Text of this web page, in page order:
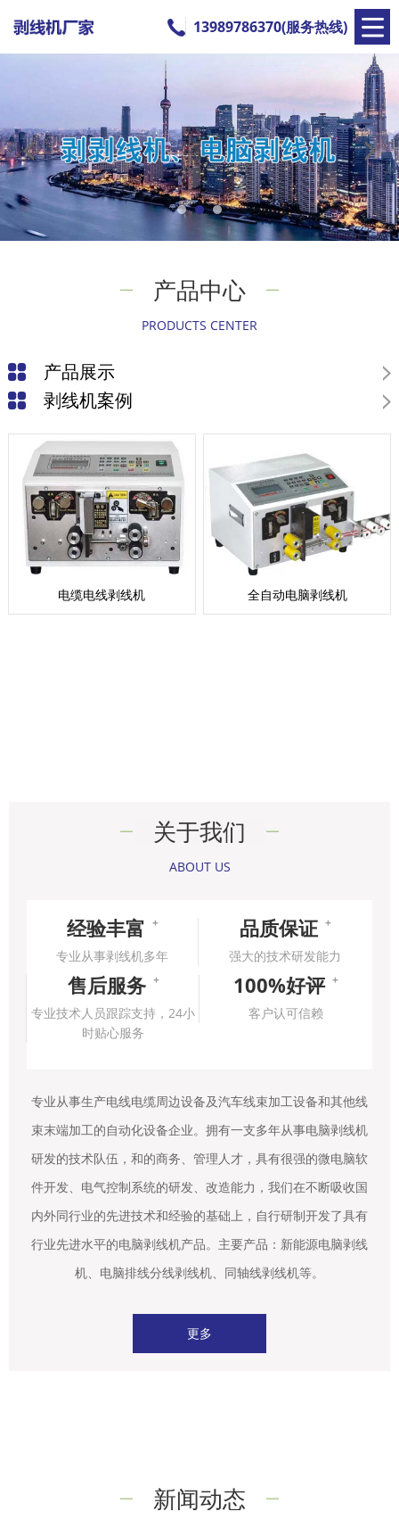
13989786370(服务热线)
产品中心
PRODUCTS CENTER
产品展示
剥线机案例
电缆电线剥线机 全自动电脑剥线机
关于我们
ABOUT US
经验丰富 +
专业从事剥线机多年
品质保证 +
强大的技术研发能力
售后服务 +
专业技术人员跟踪支持，24小
时贴心服务
100%好评 +
客户认可信赖
专业从事生产电线电缆周边设备及汽车线束加工设备和其他线
束末端加工的自动化设备企业。拥有一支多年从事电脑剥线机
研发的技术队伍，和的商务、管理人才，具有很强的微电脑软
件开发、电气控制系统的研发、改造能力，我们在不断吸收国
内外同行业的先进技术和经验的基础上，自行研制开发了具有
行业先进水平的电脑剥线机产品。主要产品：新能源电脑剥线
机、电脑排线分线剥线机、同轴线剥线机等。
更多
新闻动态